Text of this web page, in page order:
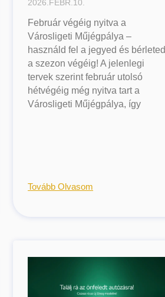
2026.FEBR.10.
Február végéig nyitva a
Városligeti Műjégpálya –
használd fel a jegyed és bérleted
a szezon végéig! A jelenlegi
tervek szerint február utolsó
hétvégéig még nyitva tart a
Városligeti Műjégpálya, így
Tovább Olvasom